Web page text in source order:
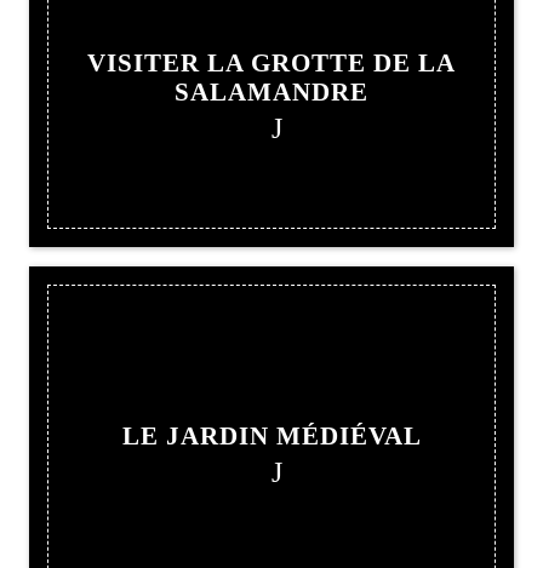
VISITER LA GROTTE DE LA
SALAMANDRE
LE JARDIN MÉDIÉVAL